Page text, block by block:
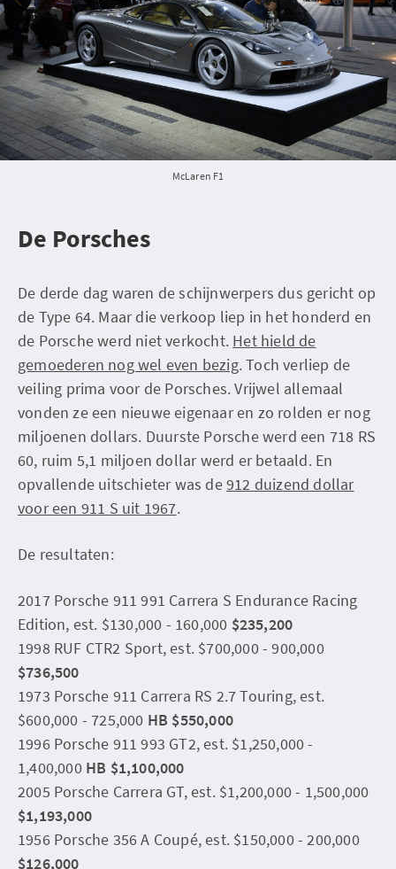
McLaren F1
De Porsches
De derde dag waren de schijnwerpers dus gericht op
de Type 64. Maar die verkoop liep in het honderd en
de Porsche werd niet verkocht. Het hield de
gemoederen nog wel even bezig. Toch verliep de
veiling prima voor de Porsches. Vrijwel allemaal
vonden ze een nieuwe eigenaar en zo rolden er nog
miljoenen dollars. Duurste Porsche werd een 718 RS
60, ruim 5,1 miljoen dollar werd er betaald. En
opvallende uitschieter was de912 duizend dollar
voor een 911 S uit 1967.
De resultaten:
2017 Porsche 911 991 Carrera S Endurance Racing
Edition, est. $130,000 - 160,000 $235,200
1998 RUF CTR2 Sport, est. $700,000 - 900,000
$736,500
1973 Porsche 911 Carrera RS 2.7 Touring, est.
$600,000 - 725,000 HB $550,000
1996 Porsche 911 993 GT2, est. $1,250,000 -
1,400,000 HB $1,100,000
2005 Porsche Carrera GT, est. $1,200,000 - 1,500,000
$1,193,000
1956 Porsche 356 A Coupé, est. $150,000 - 200,000
$126,000